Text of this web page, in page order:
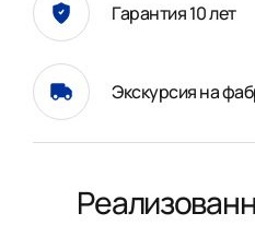
Гарантия 10 лет
Экскурсия на